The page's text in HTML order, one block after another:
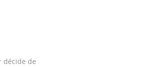
décide de